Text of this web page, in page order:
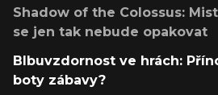
Shadow of the Colossus:
se jen tak nebude opakovat
Blbuvzdornost ve hrách:
boty zábavy?